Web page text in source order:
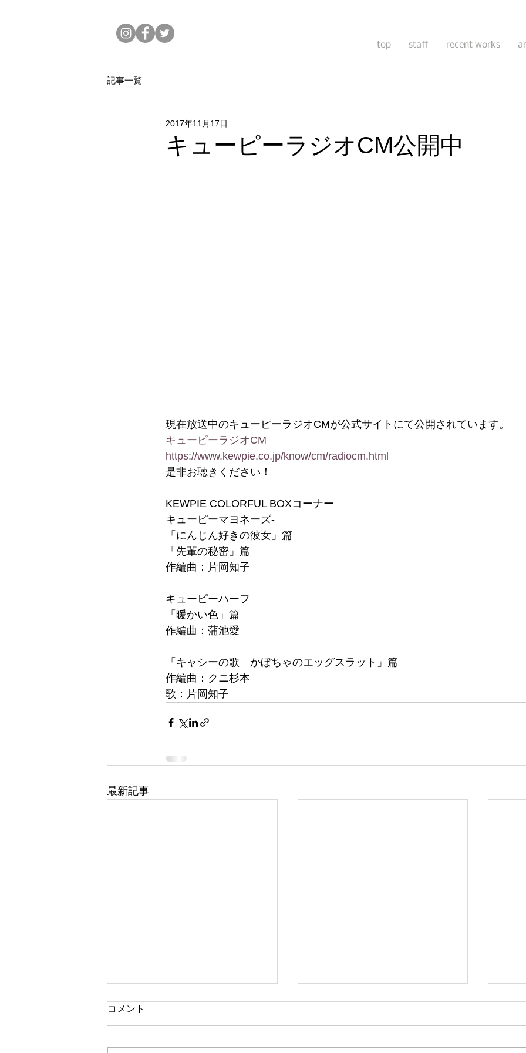
top staff recent works
記事一覧
キューピーラジオCM公開中
2017年11月17日
現在放送中のキューピーラジオCMが公式サイトにて公開されています。
キューピーラジオCM
https://www.kewpie.co.jp/know/cm/radiocm.html
是非お聴きください！
KEWPIE COLORFUL BOXコーナー
キューピーマヨネーズ-
「にんじん好きの彼女」篇
「先輩の秘密」篇
作編曲：片岡知子
キューピーハーフ
「暖かい色」篇
作編曲：蒲池愛
「キャシーの歌　かぼちゃのエッグスラット」篇
作編曲：クニ杉本
歌：片岡知子
最新記事
コメント